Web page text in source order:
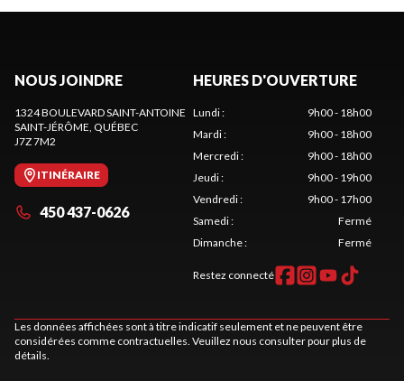
NOUS JOINDRE
1324 BOULEVARD SAINT-ANTOINE
SAINT-JÉRÔME, QUÉBEC
J7Z 7M2
ITINÉRAIRE
450 437-0626
HEURES D'OUVERTURE
Lundi:
9h00 - 18h00
Mardi:
9h00 - 18h00
Mercredi:
9h00 - 18h00
Jeudi:
9h00 - 19h00
Vendredi:
9h00 - 17h00
Samedi:
Fermé
Dimanche: Fermé
Restez connecté
Les données affichées sont à titre indicatif seulement et ne peuvent être
considérées comme contractuelles. Veuillez nous consulter pour plus de
détails.